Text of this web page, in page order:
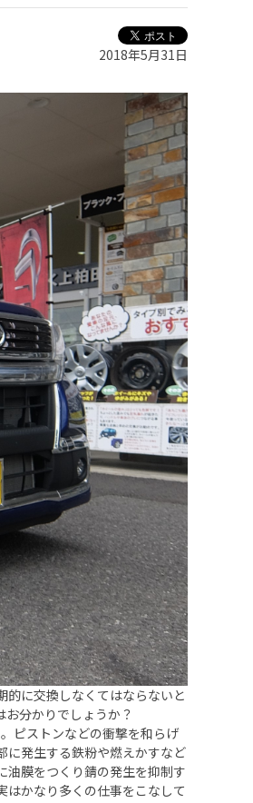
2018年5月31日
に交換しなくてはならないと
分かりでしょうか？
ピストンなどの衝撃を和らげ
に発生する鉄粉や燃えかすなど
油膜をつくり錆の発生を抑制す
かなり多くの仕事をこなして